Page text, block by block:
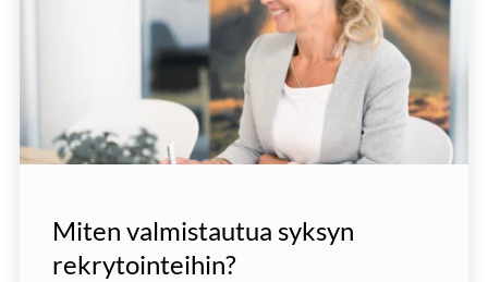
Miten valmistautua syksyn
rekrytointeihin?